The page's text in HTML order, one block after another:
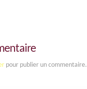
pour publier un commentaire.